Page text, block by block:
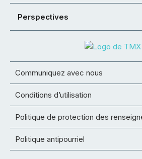
Perspectives
Communiquez avec nous
Conditions d’utilisation
Politique de protection des
Politique antipourriel